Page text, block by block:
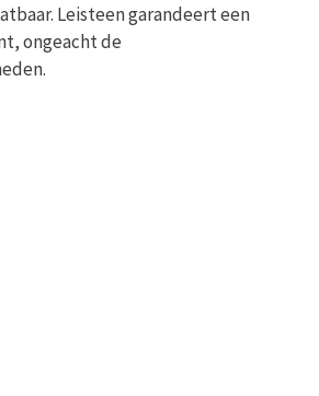
Leisteen garandeert een
ongeacht de